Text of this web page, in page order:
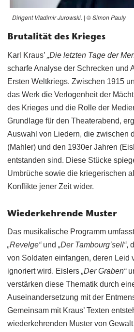
Dirigent Vladimir Jurowski. | © Simon Pauly
Brutalität des Krieges
Karl Kraus’ „Die letzten Tage der
scharfe Analyse der Schrecken und
Ersten Weltkriegs. Zwischen 1915
das Werk die Verlogenheit der
des Krieges und die Rolle der
Grundlage für den Theaterabend,
Auswahl von Liedern, die zwischen
(Mahler) und den 1930er Jahren
entstanden sind. Diese Stücke
Umbrüche sowie die kriegerischen
Konflikte jener Zeit wider.
Wiederkehrende Muster
Das musikalische Programm
„Revelge“und „Der Tambourg’sell“,
von Soldaten einfangen, deren Leid
ignoriert wird. Eislers „Der Graben“
verstärken diese Thematik durch
Auseinandersetzung mit der
Gemeinsam mit Kraus’ Texten
wiederkehrenden Muster von